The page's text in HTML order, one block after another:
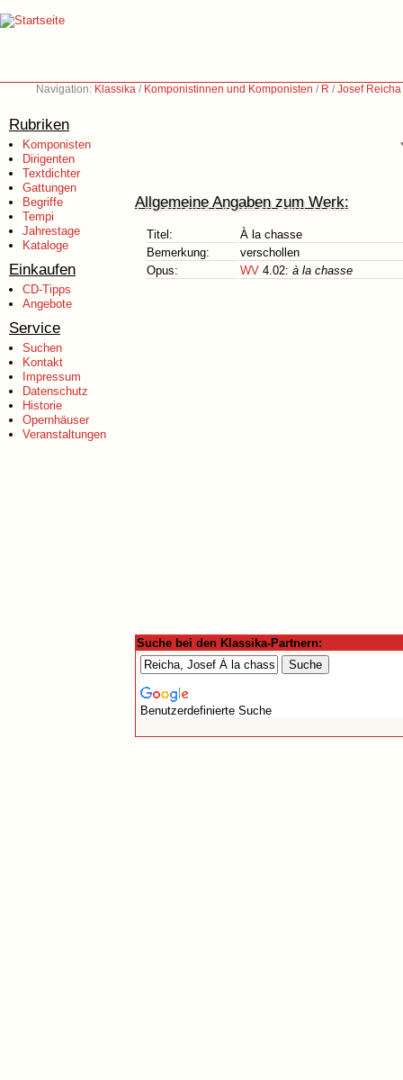
Navigation: Klassika / Komponistinnen und Komponisten / R /Josef
Rubriken
Komponisten
Dirigenten
Textdichter
Gattungen
Begriffe
Tempi
Jahrestage
Kataloge
Einkaufen
CD-Tipps
Angebote
Service
Suchen
Kontakt
Impressum
Datenschutz
Historie
Opernhäuser
Veranstaltungen
Allgemeine Angaben zum Werk:
Titel:
À la chasse
Bemerkung:
verschollen
Opus:
WV 4.02: à la chasse
Suche bei den Klassika-Partnern:
Benutzerdefinierte Suche